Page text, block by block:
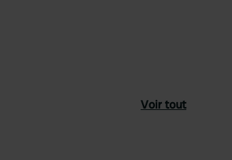
Voir tout